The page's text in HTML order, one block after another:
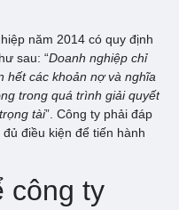
năm 2014 có quy định
sau: “Doanh nghiệp chỉ
hết các khoản nợ và nghĩa
trong quá trình giải quyết
tài”. Công ty phải đáp
điều kiện để tiến hành
công ty